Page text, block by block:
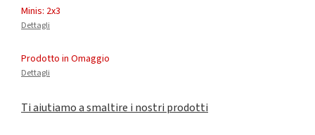
Minis: 2x3
Dettagli
Prodotto in Omaggio
Dettagli
Ti aiutiamo a smaltire i nostri prodotti